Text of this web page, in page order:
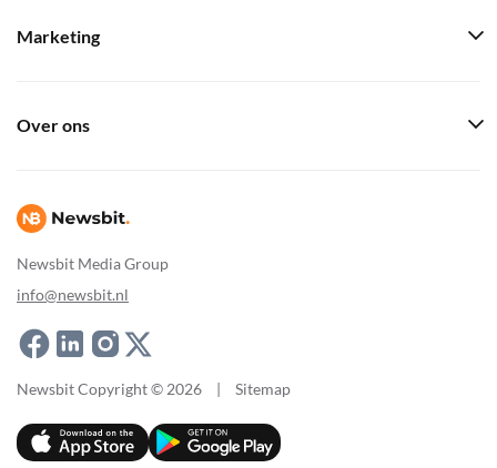
Newsbit Media Group
info@newsbit.nl
Marketing
Over ons
Newsbit Copyright © 2026 | Sitemap